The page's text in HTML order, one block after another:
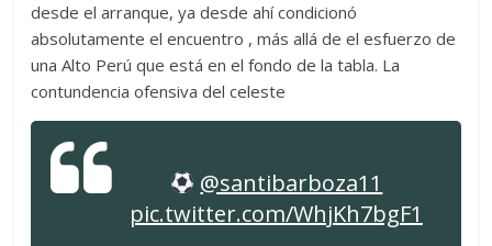
desde el arranque, ya desde ahí condicionó
absolutamente el encuentro , más allá de el esfuerzo de
una Alto Perú que está en el fondo de la tabla. La
contundencia ofensiva del celeste
@santibarboza11
pic.twitter.com/WhjKh7bgF1